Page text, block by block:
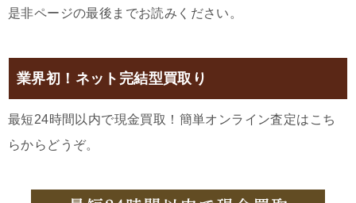
是非ページの最後までお読みください。
業界初！ネット完結型買取り
最短24時間以内で現金買取！簡単オンライン査定はこち
らからどうぞ。